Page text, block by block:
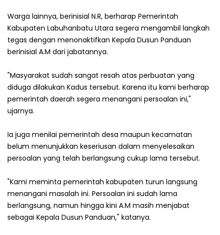
Warga lainnya, berinisial N.R, berharap Pemerintah
Kabupaten Labuhanbatu Utara segera mengambil langkah
tegas dengan menonaktifkan Kepala Dusun Panduan
berinisial A.M dari jabatannya.
"Masyarakat sudah sangat resah atas perbuatan yang
diduga dilakukan Kadus tersebut. Karena itu kami berharap
pemerintah daerah segera menangani persoalan ini,"
ujarnya.
Ia juga menilai pemerintah desa maupun kecamatan
belum menunjukkan keseriusan dalam menyelesaikan
persoalan yang telah berlangsung cukup lama tersebut.
"Kami meminta pemerintah kabupaten turun langsung
menangani masalah ini. Persoalan ini sudah lama
berlangsung, namun hingga kini A.M masih menjabat
sebagai Kepala Dusun Panduan," katanya.